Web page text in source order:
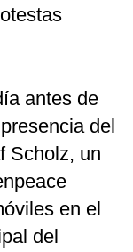
antes de
del
Scholz, un
en el
del